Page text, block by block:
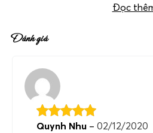
Đọc
Đánh giá
Quynh Nhu – 02/12/2020